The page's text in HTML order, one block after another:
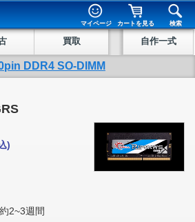
マイページ カートを見る 検索
買取 自作一式
DDR4 SO-DIMM
)
2~3週間